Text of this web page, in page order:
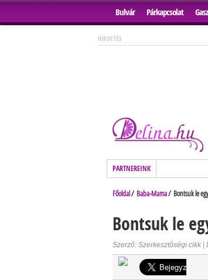
Bulvár Párkapcsolat
HIRDETÉS
PARTNEREINK
Főoldal/ Baba-Mama/ Bontsuk le
Bontsuk le
Szerző: Szerkesztőségi cikk